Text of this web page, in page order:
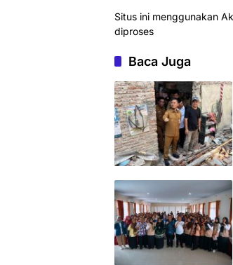
Situs ini menggunakan
diproses
Baca Juga